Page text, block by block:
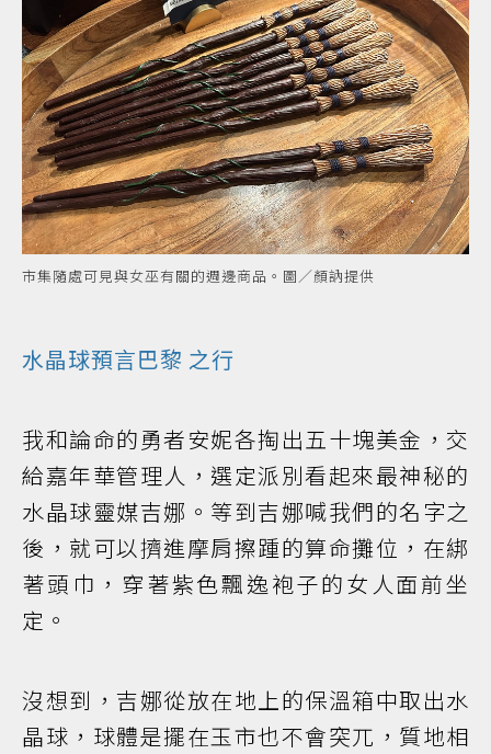
市集隨處可見與女巫有關的週邊商品。圖／顏訥提供
水晶球預言巴黎 之行
我和論命的勇者安妮各掏出五十塊美金，交
給嘉年華管理人，選定派別看起來最神秘的
水晶球靈媒吉娜。等到吉娜喊我們的名字之
後，就可以擠進摩肩擦踵的算命攤位，在綁
著頭巾，穿著紫色飄逸袍子的女人面前坐
定。
沒想到，吉娜從放在地上的保溫箱中取出水
晶球，球體是擺在玉市也不會突兀，質地相